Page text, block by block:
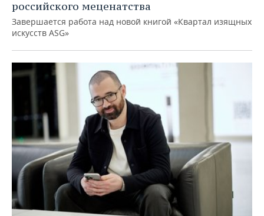
российского меценатства
Завершается работа над новой книгой «Квартал изящных
искусств ASG»